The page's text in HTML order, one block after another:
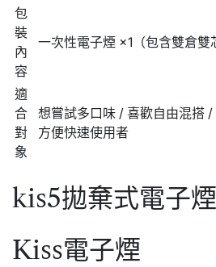
包
裝
內
容
一次性電子煙 ×1（包含雙倉雙
適
合
對
象
想嘗試多口味 / 喜歡自由混搭
方便快速使用者
kis5拋棄式電子煙
Kiss電子煙